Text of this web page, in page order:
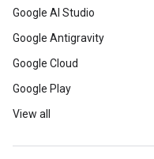
Google AI Studio
Google Antigravity
Google Cloud
Google Play
View all